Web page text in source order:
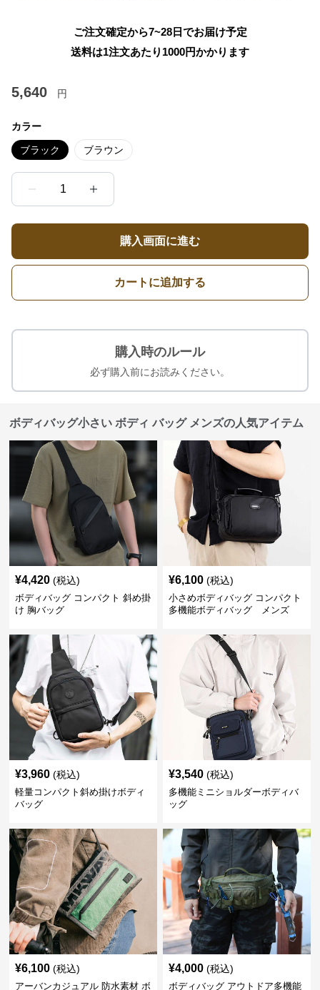
ご注文確定から7~28日でお届け予定
送料は1注文あたり 1000円かかります
5,640 円
カラー
ブラック ブラウン
1
購入画面に進む
カートに追加する
購入時のルール
必ず購入前にお読みください。
ボディバッグ小さい ボディ バッグ メンズの人気アイテム
¥4,420 (税込)
ボディバッグ コンパクト 斜め掛
け 胸バッグ
¥6,100 (税込)
小さめボディバッグ コンパクト
多機能ボディバッグ メンズ
¥3,960 (税込)
軽量コンパクト斜め掛けボディ
バッグ
¥3,540 (税込)
多機能ミニショルダーボディバ
ッグ
¥6,100 (税込)
アーバンカジュアル 防水素材 ボ
¥4,000 (税込)
ボディバッグ アウトドア多機能